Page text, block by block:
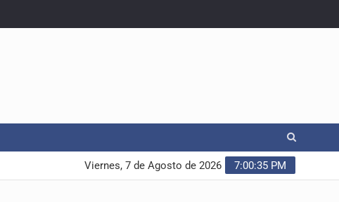
7:00:36 PM
Viernes, 7 de Agosto de 2026